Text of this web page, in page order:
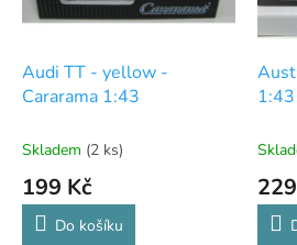
dAudi TT - yellow -
Cararama 1:43
Skladem (2 ks)
199 Kč
Do košíku
1:43